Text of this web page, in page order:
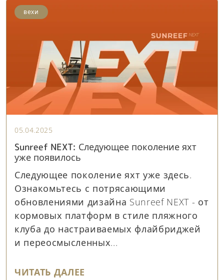
вехи
05.04.2025
Sunreef NEXT: Следующее поколение яхт
уже появилось
Следующее поколение яхт уже здесь.
Ознакомьтесь с потрясающими
обновлениями дизайна Sunreef NEXT - от
кормовых платформ в стиле пляжного
клуба до настраиваемых флайбриджей
и переосмысленных...
ЧИТАТЬ ДАЛЕЕ